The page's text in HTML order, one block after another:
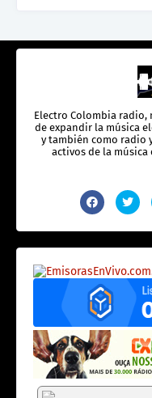
Electro Colombia radio,
de expandir la música
y también como radio
activos de la